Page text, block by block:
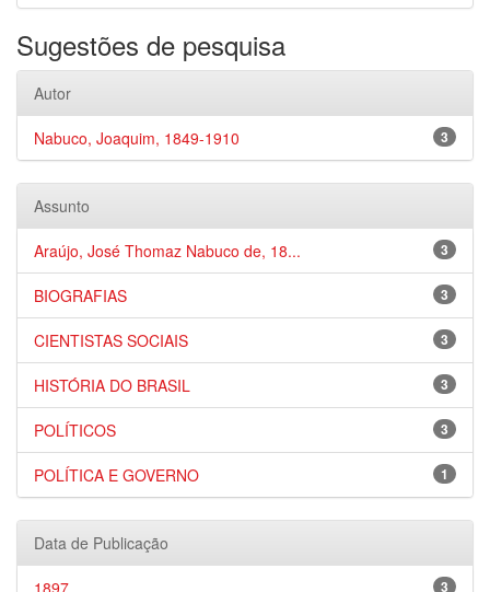
Sugestões de pesquisa
Autor
3
Nabuco, Joaquim, 1849-1910
Assunto
3
Araújo, José Thomaz Nabuco de, 18...
3
BIOGRAFIAS
3
CIENTISTAS SOCIAIS
3
HISTÓRIA DO BRASIL
3
POLÍTICOS
1
POLÍTICA E GOVERNO
Data de Publicação
3
1897